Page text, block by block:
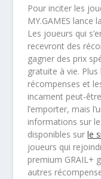
Pour inciter les
MY.GAMES lance
Les joueurs qui
recevront des
gagner des prix
gratuite à vie.
récompenses et
incarnent peut-
l’emporter, mais
informations sur
disponibles surle
joueurs qui
premium GRAIL+
autres